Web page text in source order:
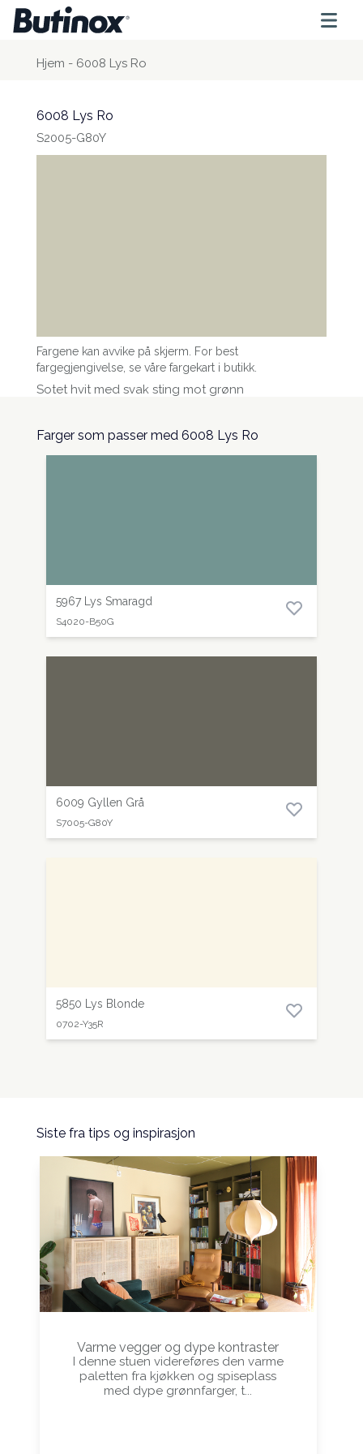
Hjem - 6008 Lys Ro
6008 Lys Ro
S2005-G80Y
Fargene kan avvike på skjerm. For best
fargegjengivelse, se våre fargekart i butikk.
Sotet hvit med svak sting mot grønn
Farger som passer med 6008 Lys Ro
5967 Lys Smaragd
S4020-B50G
6009 Gyllen Grå
S7005-G80Y
5850 Lys Blonde
0702-Y35R
Siste fra tips og inspirasjon
Varme vegger og dype kontraster
I denne stuen videreføres den varme
paletten fra kjøkken og spiseplass
med dype grønnfarger, t...